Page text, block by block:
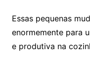
Essas pequenas
enormemente para
e produtiva na